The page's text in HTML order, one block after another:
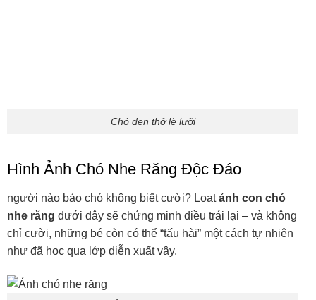
Chó cười nhe răng
Hình chó nhe răng cute